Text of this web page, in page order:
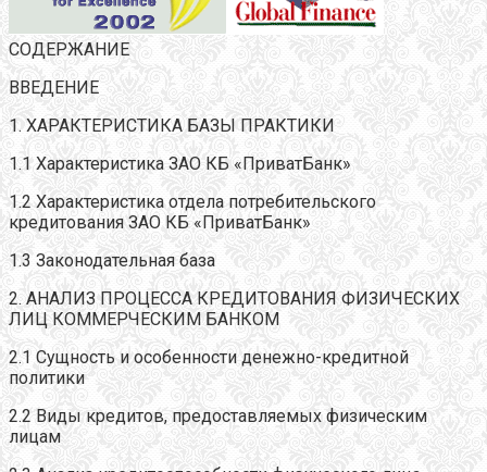
СОДЕРЖАНИЕ
ВВЕДЕНИЕ
1. ХАРАКТЕРИСТИКА БАЗЫ ПРАКТИКИ
1.1 Характеристика ЗАО КБ «ПриватБанк»
1.2 Характеристика отдела потребительского
кредитования ЗАО КБ «ПриватБанк»
1.3 Законодательная база
2. АНАЛИЗ ПРОЦЕССА КРЕДИТОВАНИЯ ФИЗИЧЕСКИХ
ЛИЦ КОММЕРЧЕСКИМ БАНКОМ
2.1 Сущность и особенности денежно-кредитной
политики
2.2 Виды кредитов, предоставляемых физическим
лицам